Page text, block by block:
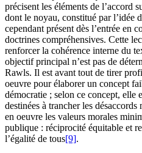
précisent les éléments de l’accord
dont le noyau, constitué par l’idée
cependant présent dès l’entrée en
doctrines compréhensives. Cette
renforcer la cohérence interne du
objectif principal n’est pas de
Rawls. Il est avant tout de tirer
oeuvre pour élaborer un concept
démocratie ; selon ce concept, elle
destinées à trancher les
en oeuvre les valeurs morales
publique : réciprocité équitable et
l’égalité de tous[9].